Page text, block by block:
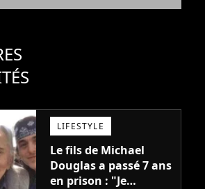
LIFESTYLE
Le fils de Michael
Douglas a passé 7 ans
en prison : "Je